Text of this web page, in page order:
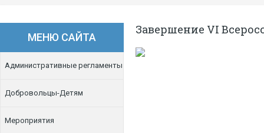
МЕНЮ САЙТА
Административные регламенты
Добровольцы-Детям
Мероприятия
Завершение VI